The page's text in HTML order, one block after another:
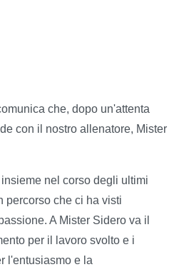
che, dopo un'attenta
con il nostro allenatore, Mister
nel corso degli ultimi
percorso che ci ha visti
A Mister Sidero va il
per il lavoro svolto e i
l'entusiasmo e la